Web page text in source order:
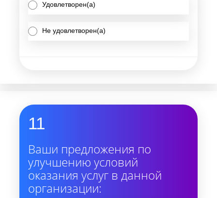
Удовлетворен(а)
Не удовлетворен(а)
11
Ваши предложения по
улучшению условий
оказания услуг в данной
организации: